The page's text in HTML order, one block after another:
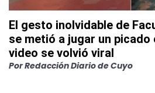
El gesto inolvidable de
se metió a jugar un picado
video se volvió viral
PorRedacción Diario de Cuyo